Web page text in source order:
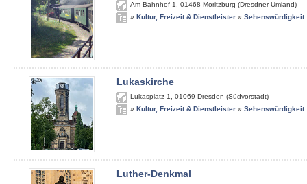
Am Bahnhof 1 01468 Moritzburg (Dresdner Umland)
» Kultur, Freizeit & Dienstleister » Sehenswürdigkeit
Lukaskirche
Lukasplatz 1 01069 Dresden (Südvorstadt)
» Kultur, Freizeit & Dienstleister » Sehenswürdigkeit
Luther-Denkmal